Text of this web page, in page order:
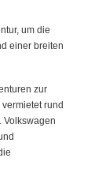
um die
einer breiten
zur
rund
Volkswagen